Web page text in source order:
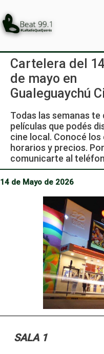
Cartelera del
de mayo en
Gualeguaychú
Todas las semanas
películas que podés
cine local. Conocé
horarios y precios.
comunicarte al
14 de Mayo de 2026
SALA 1